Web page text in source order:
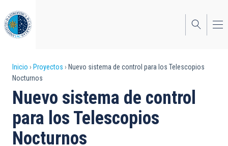
al
contenido
principal
Sobrescribir
enlaces
de
ayuda
a
Inicio Proyectos
Nuevo sistema de control para los Telescopios
Nocturnos
Nuevo sistema de control
para los Telescopios
Nocturnos